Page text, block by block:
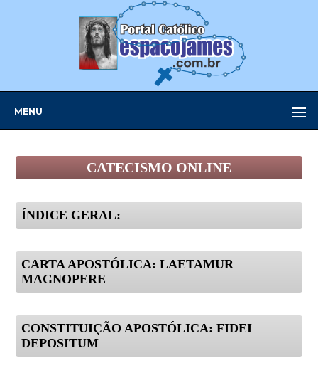
MENU
CATECISMO ONLINE
ÍNDICE GERAL:
CARTA APOSTÓLICA: LAETAMUR
MAGNOPERE
CONSTITUIÇÃO APOSTÓLICA: FIDEI
DEPOSITUM